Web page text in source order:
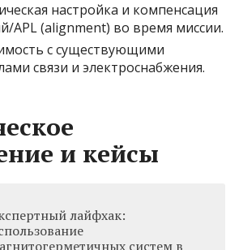
настройка и компенсация
APL (alignment) во время миссии.
с существующими
связи и электроснабжения.
и кейсы
лайфхак:
систем в